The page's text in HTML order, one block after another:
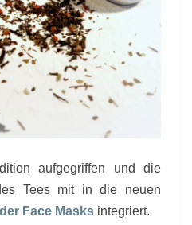
aufgegriffen und die
Tees mit in die neuen
Face Masks integriert.